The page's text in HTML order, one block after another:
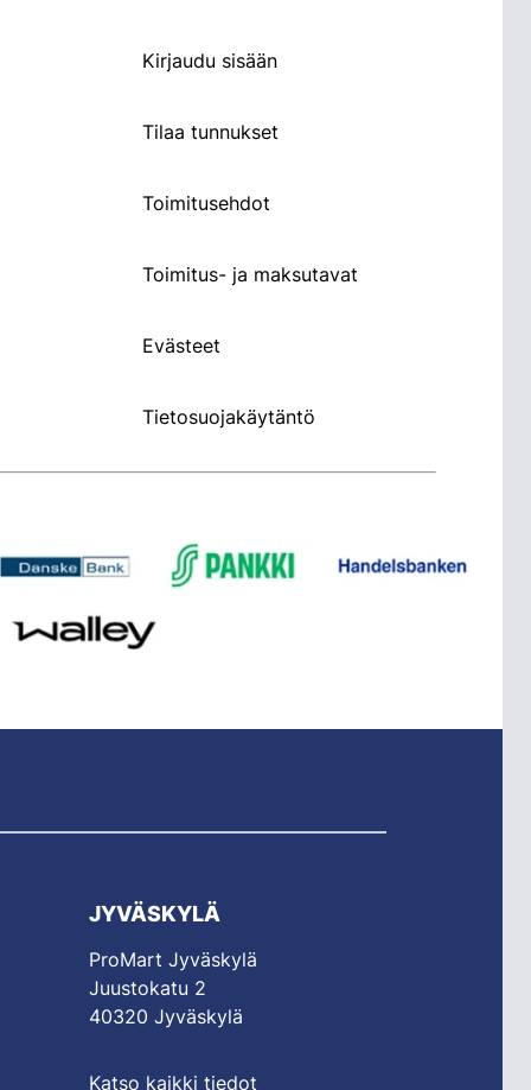
Kirjaudu sisään
Tilaa tunnukset
Toimitusehdot
Toimitus- ja maksutavat
Evästeet
Tietosuojakäytäntö
JYVÄSKYLÄ
ProMart Jyväskylä
Juustokatu 2
40320 Jyväskylä
Katso kaikki tiedot